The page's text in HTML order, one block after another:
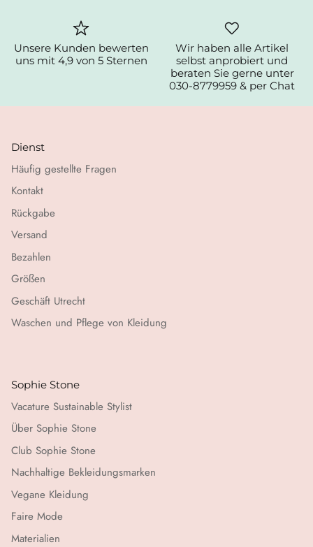
Unsere Kunden bewerten
uns mit 4,9 von 5 Sternen
Wir haben alle Artikel
selbst anprobiert und
beraten Sie gerne unter
030-8779959 & per Chat
Dienst
Häufig gestellte Fragen
Kontakt
Rückgabe
Versand
Bezahlen
Größen
Geschäft Utrecht
Waschen und Pflege von Kleidung
Sophie Stone
Vacature Sustainable Stylist
Über Sophie Stone
Club Sophie Stone
Nachhaltige Bekleidungsmarken
Vegane Kleidung
Faire Mode
Materialien